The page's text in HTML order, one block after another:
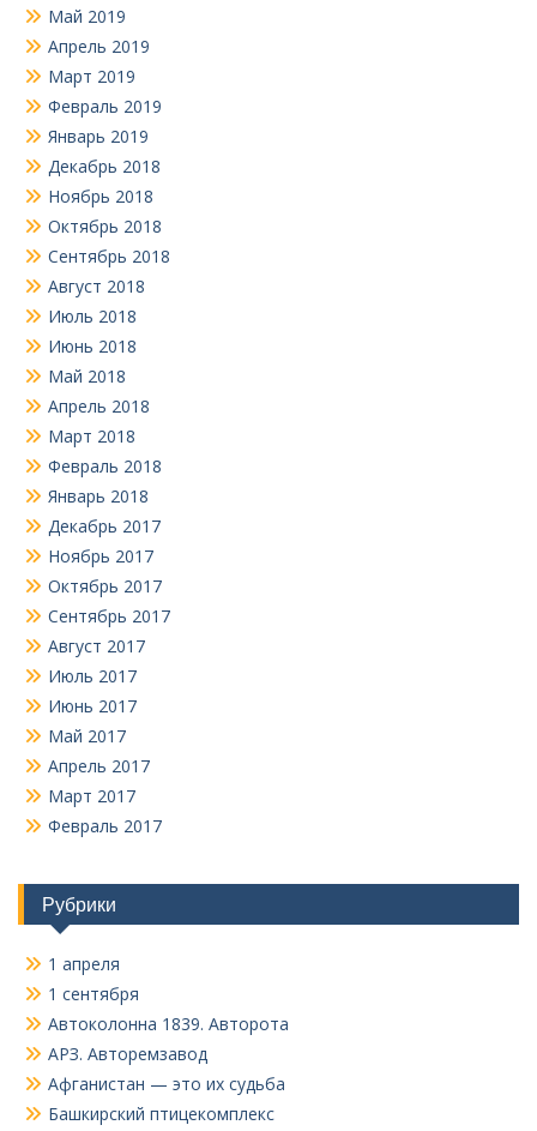
Май 2019
Апрель 2019
Март 2019
Февраль 2019
Январь 2019
Декабрь 2018
Ноябрь 2018
Октябрь 2018
Сентябрь 2018
Август 2018
Июль 2018
Июнь 2018
Май 2018
Апрель 2018
Март 2018
Февраль 2018
Январь 2018
Декабрь 2017
Ноябрь 2017
Октябрь 2017
Сентябрь 2017
Август 2017
Июль 2017
Июнь 2017
Май 2017
Апрель 2017
Март 2017
Февраль 2017
Рубрики
1 апреля
1 сентября
Автоколонна 1839. Авторота
АРЗ. Авторемзавод
Афганистан — это их судьба
Башкирский птицекомплекс